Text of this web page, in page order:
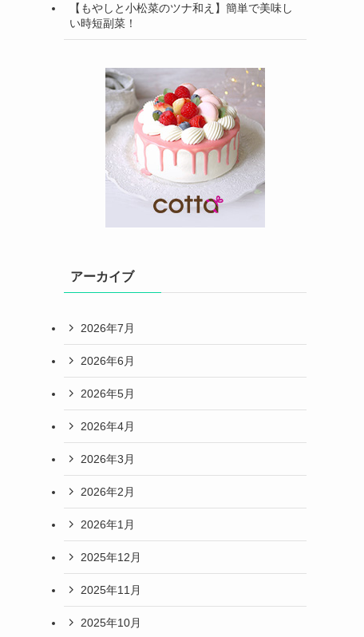
【もやしと小松菜のツナ和え】簡単で美味し
い時短副菜！
アーカイブ
2026年7月
2026年6月
2026年5月
2026年4月
2026年3月
2026年2月
2026年1月
2025年12月
2025年11月
2025年10月